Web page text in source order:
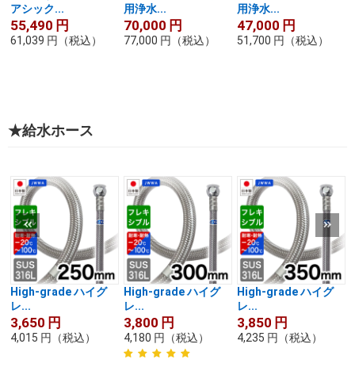
アシック...
55,490 円
61,039 円 （税込）
用浄水...
70,000 円
77,000 円 （税込）
用浄水...
47,000 円
51,700 円 （税込）
★給水ホース
High-grade ハイグ
レ...
3,650 円
4,015 円 （税込）
High-grade ハイグ
レ...
3,800 円
4,180 円 （税込）
High-grade ハイグ
レ...
3,850 円
4,235 円 （税込）